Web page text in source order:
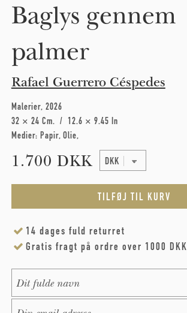
Baglys gennem
palmer
Rafael Guerrero Céspedes
Malerier 2026
32 × 24 Cm
12.6 × 9.45 In
Medier: Papir Olie
1.700 DKK
14 dages fuld returret
Gratis fragt på ordre over 1000 DKK